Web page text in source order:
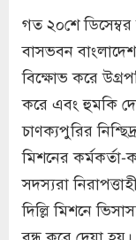
গত ২০শে ডিসেম্বর
বাসভবন
বিক্ষোভ করে
করে এবং হুমকি
চাণক্যপুরির
মিশনের কর্মকর্তা-
সদস্যরা
দিল্লি মিশনে
বন্ধ করে দেয়া